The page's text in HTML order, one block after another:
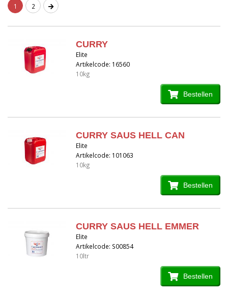
1 2
CURRY
Elite
Artikelcode: 16560
10kg
Bestellen
CURRY SAUS HELL CAN
Elite
Artikelcode: 101063
10kg
Bestellen
CURRY SAUS HELL EMMER
Elite
Artikelcode: S00854
10ltr
Bestellen